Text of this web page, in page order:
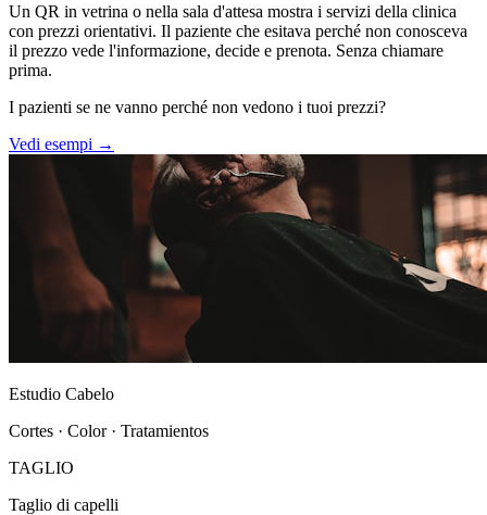
Un QR in vetrina o nella sala d'attesa mostra i servizi della clinica
con prezzi orientativi. Il paziente che esitava perché non conosceva
il prezzo vede l'informazione, decide e prenota. Senza chiamare
prima.
I pazienti se ne vanno perché non vedono i tuoi prezzi?
Vedi esempi →
Estudio Cabelo
Cortes · Color · Tratamientos
TAGLIO
Taglio di capelli